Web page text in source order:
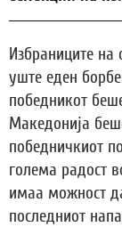
Избраниците на
уште еден
победникот
Македонија
победничкиот
голема радост
имаа можност
последниот